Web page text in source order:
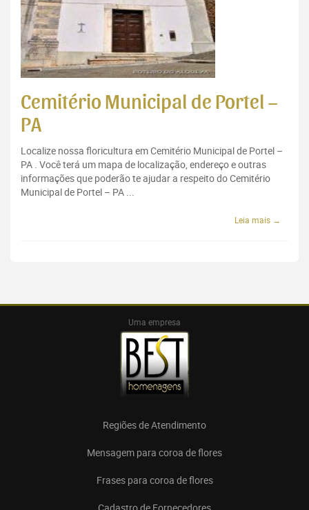
Cemitério Municipal de Portel –
PA
Localize nossa floricultura em Cemitério Municipal de Portel –
PA . Você terá um mapa de localização, endereço e outras
informações que poderão te ajudar a respeito do Cemitério
Municipal de Portel – PA ...
Leia mais →
Uma empresa
Regiões de Atendimento
Mensagem para coroa de flores
Frases para coroa de flores